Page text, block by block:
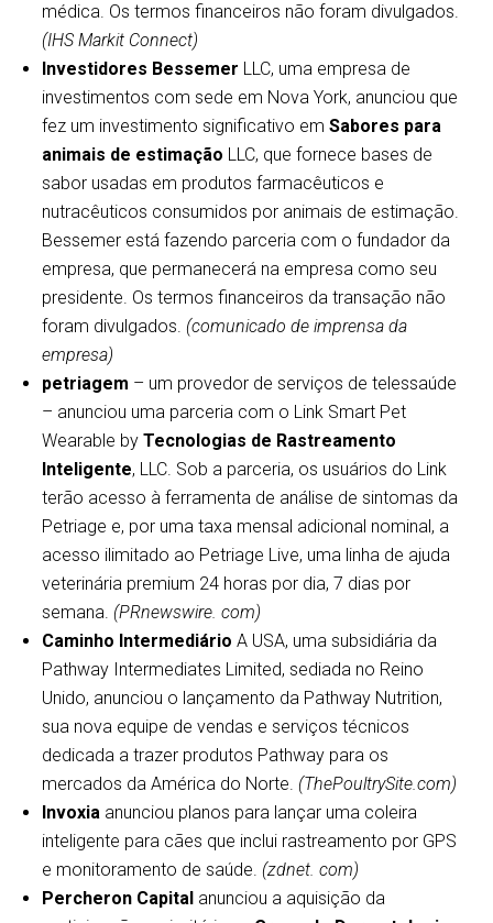
médica. Os termos financeiros não foram divulgados.
(IHS Markit Connect)
Investidores Bessemer LLC, uma empresa de
investimentos com sede em Nova York, anunciou que
fez um investimento significativo em Sabores para
animais de estimação LLC, que fornece bases de
sabor usadas em produtos farmacêuticos e
nutracêuticos consumidos por animais de estimação.
Bessemer está fazendo parceria com o fundador da
empresa, que permanecerá na empresa como seu
presidente. Os termos financeiros da transação não
foram divulgados. (comunicado de imprensa da
empresa)
petriagem – um provedor de serviços de telessaúde
– anunciou uma parceria com o Link Smart Pet
Wearable byTecnologias de Rastreamento
Inteligente, LLC. Sob a parceria, os usuários do Link
terão acesso à ferramenta de análise de sintomas da
Petriage e, por uma taxa mensal adicional nominal, a
acesso ilimitado ao Petriage Live, uma linha de ajuda
veterinária premium 24 horas por dia, 7 dias por
semana. (PRnewswire. com)
Caminho Intermediário A USA, uma subsidiária da
Pathway Intermediates Limited, sediada no Reino
Unido, anunciou o lançamento da Pathway Nutrition,
sua nova equipe de vendas e serviços técnicos
dedicada a trazer produtos Pathway para os
mercados da América do Norte. (ThePoultrySite.com)
Invoxia anunciou planos para lançar uma coleira
inteligente para cães que inclui rastreamento por GPS
e monitoramento de saúde. (zdnet. com)
Percheron Capital anunciou a aquisição da